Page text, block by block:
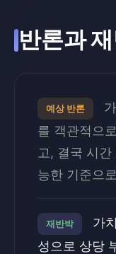
반론과
예상 반론
를 객관적으
고, 결국 시
능한 기준으
재반박
가
성으로 상당